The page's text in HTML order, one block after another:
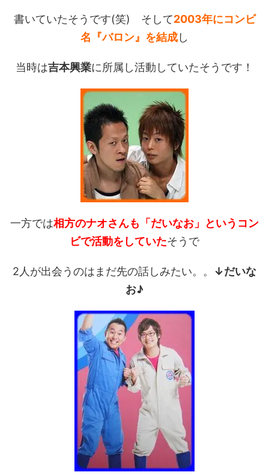
書いていたそうです(笑) そして2003年にコンビ
名『バロン』を結成し
当時は吉本興業に所属し活動していたそうです！
一方では相方のナオさんも「だいなお」というコン
ビで活動をしていたそうで
2人が出会うのはまだ先の話しみたい。。 ↓だいな
お♪